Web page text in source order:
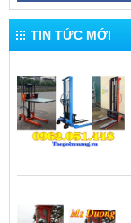
TIN TỨC MỚI